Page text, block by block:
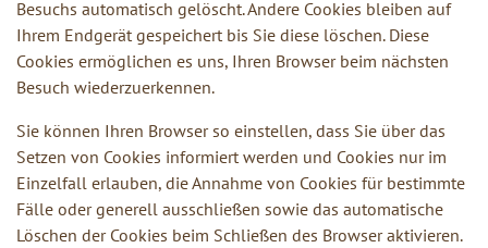
Besuchs automatisch gelöscht. Andere Cookies bleiben auf
Ihrem Endgerät gespeichert bis Sie diese löschen. Diese
Cookies ermöglichen es uns, Ihren Browser beim nächsten
Besuch wiederzuerkennen.
Sie können Ihren Browser so einstellen, dass Sie über das
Setzen von Cookies informiert werden und Cookies nur im
Einzelfall erlauben, die Annahme von Cookies für bestimmte
Fälle oder generell ausschließen sowie das automatische
Löschen der Cookies beim Schließen des Browser aktivieren.